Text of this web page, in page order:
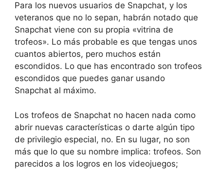
Para los nuevos usuarios de Snapchat, y los
veteranos que no lo sepan, habrán notado que
Snapchat viene con su propia «vitrina de
trofeos». Lo más probable es que tengas unos
cuantos abiertos, pero muchos están
escondidos. Lo que has encontrado son trofeos
escondidos que puedes ganar usando
Snapchat al máximo.
Los trofeos de Snapchat no hacen nada como
abrir nuevas características o darte algún tipo
de privilegio especial, no. En su lugar, no son
más que lo que su nombre implica: trofeos. Son
parecidos a los logros en los videojuegos;